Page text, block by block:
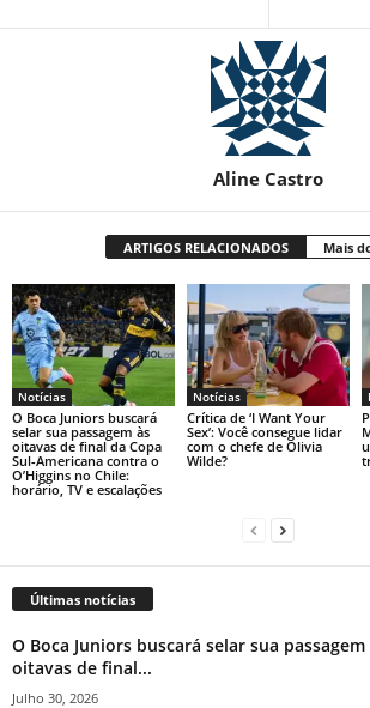
Aline Castro
ARTIGOS RELACIONADOS Mais
Notícias
O Boca Juniors buscará
selar sua passagem às
oitavas de final da Copa
Sul-Americana contra o
O’Higgins no Chile:
horário, TV e escalações
Notícias
Crítica de ‘I Want Your
Sex’: Você consegue lidar
com o chefe de Olivia
Wilde?
Últimas notícias
O Boca Juniors buscará selar sua passagem
oitavas de final...
Julho 30, 2026